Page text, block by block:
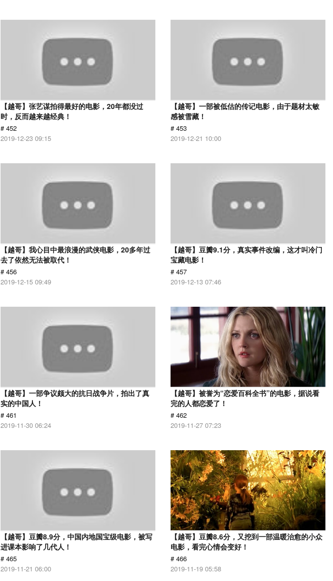
【越哥】张艺谋拍得最好的电影，20年都没过
时，反而越来越经典！
# 452
2019-12-23 09:15
【越哥】一部被低估的传记电影，由于题材太敏
感被雪藏！
# 453
2019-12-21 10:00
【越哥】我心目中最浪漫的武侠电影，20多年过
去了依然无法被取代！
# 456
2019-12-15 09:49
【越哥】豆瓣9.1分，真实事件改编，这才叫冷门
宝藏电影！
# 457
2019-12-13 07:46
【越哥】一部争议颇大的抗日战争片，拍出了真
实的中国人！
# 461
2019-11-30 06:24
【越哥】被誉为“恋爱百科全书”的电影，据说看
完的人都恋爱了！
# 462
2019-11-27 07:23
【越哥】豆瓣8.9分，中国内地国宝级电影，被写
进课本影响了几代人！
# 465
2019-11-21 06:00
【越哥】豆瓣8.6分，又挖到一部温暖治愈的小众
电影，看完心情会变好！
# 466
2019-11-19 05:58